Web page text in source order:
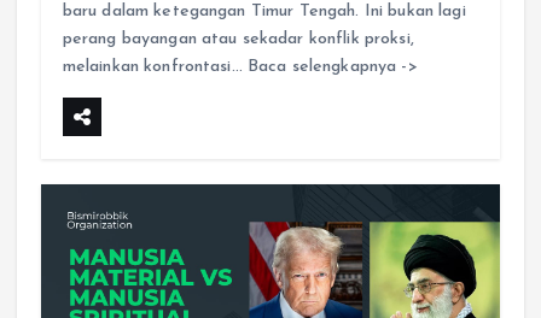
baru dalam ketegangan Timur Tengah. Ini bukan lagi
perang bayangan atau sekadar konflik proksi,
melainkan konfrontasi… Baca selengkapnya ->